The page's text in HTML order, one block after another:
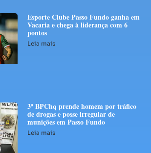
Esporte Clube Passo Fundo ganha em
Vacaria e chega à liderança com 6
pontos
Leia mais
3º BPChq prende homem por tráfico
de drogas e posse irregular de
munições em Passo Fundo
Leia mais